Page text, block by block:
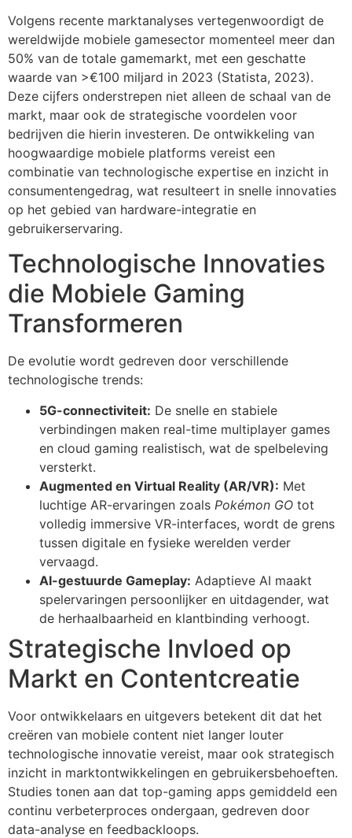
Volgens recente marktanalyses vertegenwoordigt de
wereldwijde mobiele gamesector momenteel meer dan
50% van de totale gamemarkt, met een geschatte
waarde van >€100 miljard in 2023 (Statista, 2023).
Deze cijfers onderstrepen niet alleen de schaal van de
markt, maar ook de strategische voordelen voor
bedrijven die hierin investeren. De ontwikkeling van
hoogwaardige mobiele platforms vereist een
combinatie van technologische expertise en inzicht in
consumentengedrag, wat resulteert in snelle innovaties
op het gebied van hardware-integratie en
gebruikerservaring.
Technologische Innovaties
die Mobiele Gaming
Transformeren
De evolutie wordt gedreven door verschillende
technologische trends:
5G-connectiviteit: De snelle en stabiele
verbindingen maken real-time multiplayer games
en cloud gaming realistisch, wat de spelbeleving
versterkt.
Augmented en Virtual Reality (AR/VR): Met
luchtige AR-ervaringen zoals Pokémon GO tot
volledig immersive VR-interfaces, wordt de grens
tussen digitale en fysieke werelden verder
vervaagd.
AI-gestuurde Gameplay: Adaptieve AI maakt
spelervaringen persoonlijker en uitdagender, wat
de herhaalbaarheid en klantbinding verhoogt.
Strategische Invloed op
Markt en Contentcreatie
Voor ontwikkelaars en uitgevers betekent dit dat het
creëren van mobiele content niet langer louter
technologische innovatie vereist, maar ook strategisch
inzicht in marktontwikkelingen en gebruikersbehoeften.
Studies tonen aan dat top-gaming apps gemiddeld een
continu verbeterproces ondergaan, gedreven door
data-analyse en feedbackloops.